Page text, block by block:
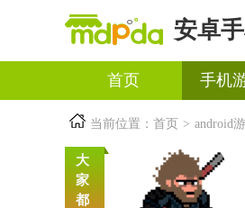
安卓
首页 手机
当前位置： 首页 > android
大
家
都